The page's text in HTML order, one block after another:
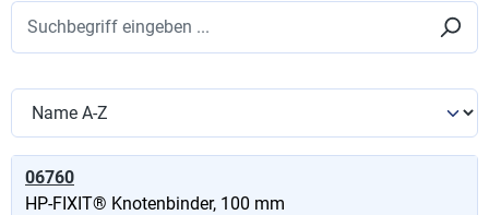
06760
HP-FIXIT® Knotenbinder, 100 mm